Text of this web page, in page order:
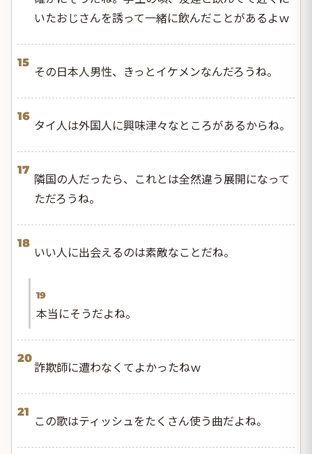
いたおじさんを誘って一緒に飲んだことがあるよｗ
15
その日本人男性、きっとイケメンなんだろうね。
16
タイ人は外国人に興味津々なところがあるからね。
17
隣国の人だったら、これとは全然違う展開になって
ただろうね。
18
いい人に出会えるのは素敵なことだね。
19
本当にそうだよね。
20
詐欺師に遭わなくてよかったねｗ
21
この歌はティッシュをたくさん使う曲だよね。